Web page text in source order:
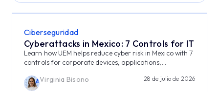
Ciberseguridad
Cyberattacks in Mexico: 7 Controls for IT
Learn how UEM helps reduce cyber risk in Mexico with 7
controls for corporate devices, applications,...
Virginia Bisono
28 de julio de 2026